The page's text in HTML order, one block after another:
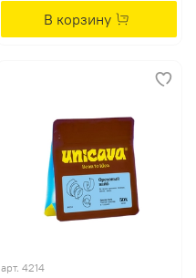
В корзину
арт. 4214